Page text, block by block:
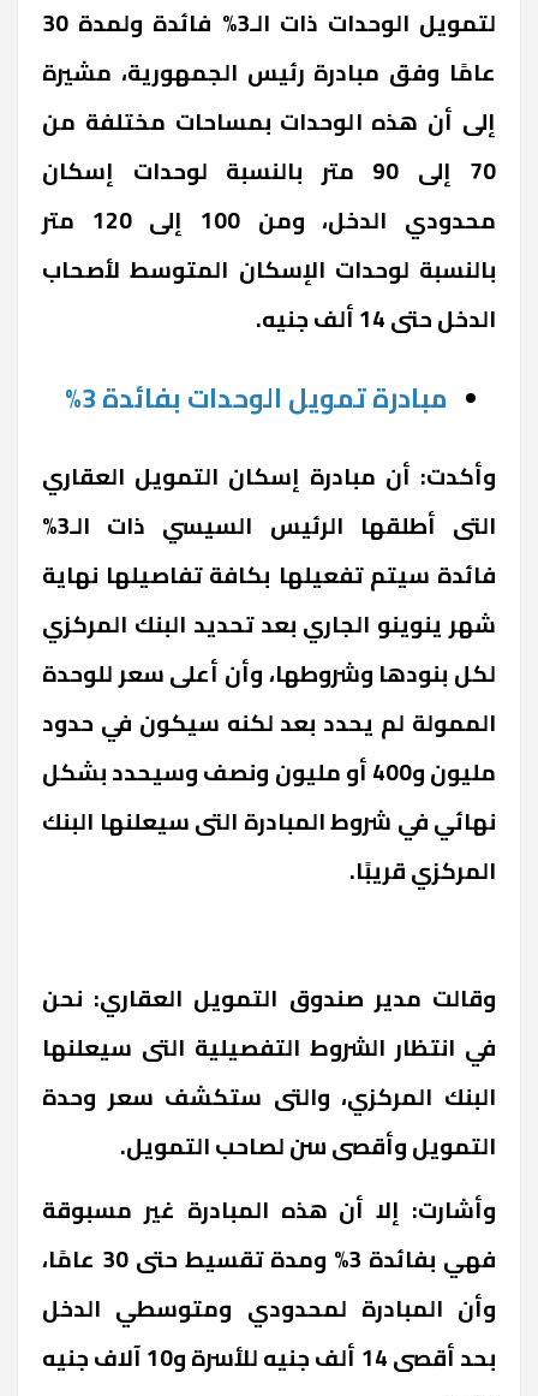
لتمويل الوحدات ذات الـ3% فائدة ولمدة 30
عامًا وفق مبادرة رئيس الجمهورية، مشيرة
إلى أن هذه الوحدات بمساحات مختلفة من
70 إلى 90 متر بالنسبة لوحدات إسكان
محدودي الدخل، ومن 100 إلى 120 متر
بالنسبة لوحدات الإسكان المتوسط لأصحاب
الدخل حتى 14 ألف جنيه.
مبادرة تمويل الوحدات بفائدة 3%
وأكدت: أن مبادرة إسكان التمويل العقاري
التى أطلقها الرئيس السيسي ذات الـ3%
فائدة سيتم تفعيلها بكافة تفاصيلها نهاية
شهر ينوينو الجاري بعد تحديد البنك المركزي
لكل بنودها وشروطها، وأن أعلى سعر للوحدة
الممولة لم يحدد بعد لكنه سيكون في حدود
مليون و400 أو مليون ونصف وسيحدد بشكل
نهائي في شروط المبادرة التى سيعلنها البنك
المركزي قريبًا.
وقالت مدير صندوق التمويل العقاري: نحن
في انتظار الشروط التفصيلية التى سيعلنها
البنك المركزي، والتى ستكشف سعر وحدة
التمويل وأقصى سن لصاحب التمويل.
وأشارت: إلا أن هذه المبادرة غير مسبوقة
فهي بفائدة 3% ومدة تقسيط حتى 30 عامًا،
وأن المبادرة لمحدودي ومتوسطي الدخل
بحد أقصى 14 ألف جنيه للأسرة و10 آلاف جنيه